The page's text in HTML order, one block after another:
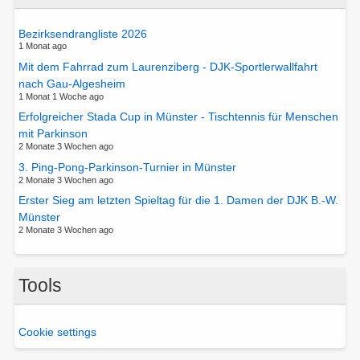
Bezirksendrangliste 2026
1 Monat ago
Mit dem Fahrrad zum Laurenziberg - DJK-Sportlerwallfahrt
nach Gau-Algesheim
1 Monat 1 Woche ago
Erfolgreicher Stada Cup in Münster - Tischtennis für Menschen
mit Parkinson
2 Monate 3 Wochen ago
3. Ping-Pong-Parkinson-Turnier in Münster
2 Monate 3 Wochen ago
Erster Sieg am letzten Spieltag für die 1. Damen der DJK B.-W.
Münster
2 Monate 3 Wochen ago
Tools
Cookie settings